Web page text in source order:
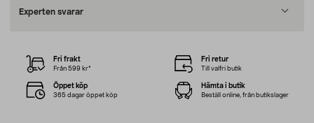
Experten svarar
Fri frakt
Från 599 kr*
Fri retur
Till valfri butik
Öppet köp
365 dagar öppet köp
Hämta i butik
Beställ online, från butikslager